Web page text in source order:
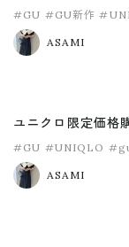
#GU #GU新作
ASAMI
ユニクロ限定価格
#GU #UNIQLO
ASAMI